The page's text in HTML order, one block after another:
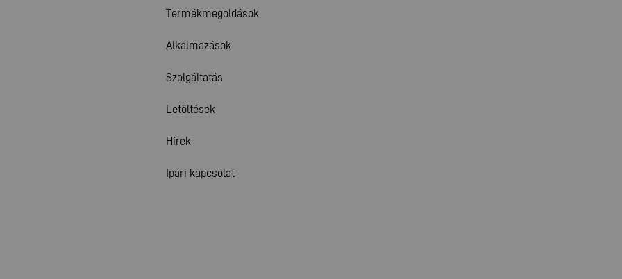
Termékmegoldások
Alkalmazások
Szolgáltatás
Letöltések
Hírek
Ipari kapcsolat